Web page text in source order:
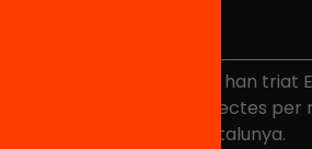
de 40.000 persones ja han triat
propostes i projectes per
de l'educació a Catalunya.